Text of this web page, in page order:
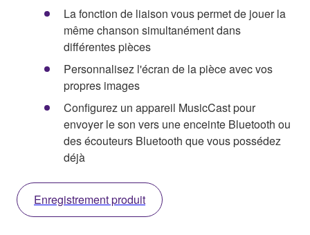
La fonction de liaison vous permet de jouer la
même chanson simultanément dans
différentes pièces
Personnalisez l'écran de la pièce avec vos
propres images
Configurez un appareil MusicCast pour
envoyer le son vers une enceinte Bluetooth ou
des écouteurs Bluetooth que vous possédez
déjà
Enregistrement produit